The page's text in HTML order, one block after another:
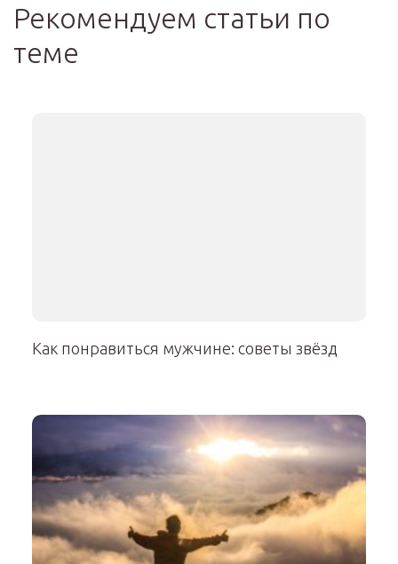
Рекомендуем статьи по
теме
Как понравиться мужчине: советы звёзд